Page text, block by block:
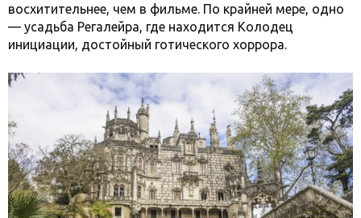
восхитительнее, чем в фильме. По крайней мере, одно
— усадьба Регалейра, где находится Колодец
инициации, достойный готического хоррора.